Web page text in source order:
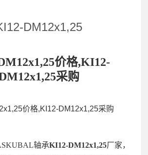
DM12x1,25
价格,KI12-
采购
价格,KI12-DM12x1,25采购
轴承KI12-DM12x1,25厂家，